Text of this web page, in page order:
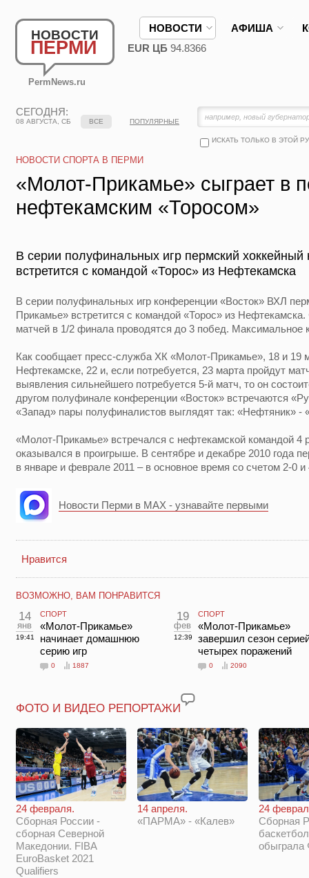
НОВОСТИ
ПЕРМИ
PermNews.ru
НОВОСТИ АФИША
EUR ЦБ 94.8366
СЕГОДНЯ:
08 АВГУСТА, СБ
ИСКАТЬ ТОЛЬКО В ЭТОЙ
ВСЕ ПОПУЛЯРНЫЕ
НОВОСТИ СПОРТА В ПЕРМИ
«Молот-Прикамье» сыграет в
нефтекамским «Торосом»
В серии полуфинальных игр пермский
встретится с командой «Торос» из Нефтекамска
В серии полуфинальных игр конференции «Восток» ВХЛ
Прикамье» встретится с командой «Торос» из
матчей в 1/2 финала проводятся до 3 побед. Максимальное
Как сообщает пресс-служба ХК «Молот-Прикамье», 18 и 19
Нефтекамске, 22 и, если потребуется, 23 марта пройдут
выявления сильнейшего потребуется 5-й матч, то он
другом полуфинале конференции «Восток» встречаются
«Запад» пары полуфиналистов выглядят так: «Нефтяник»
«Молот-Прикамье» встречался с нефтекамской командой 4
оказывался в проигрыше. В сентябре и декабре 2010 года
в январе и феврале 2011 – в основное время со счетом 2-0 и
Новости Перми в MAX - узнавайте первыми
Нравится
ВОЗМОЖНО, ВАМ ПОНРАВИТСЯ
14
янв
19:41
СПОРТ
«Молот-Прикамье»
начинает домашнюю
серию игр
0 1887
19
фев
12:39
СПОРТ
«Молот-Прикамье»
завершил сезон
четырех поражений
0 2090
ФОТО И ВИДЕО РЕПОРТАЖИ
24 февраля.
Сборная России -
сборная Северной
Македонии. FIBA
EuroBasket 2021
Qualifiers
14 апреля.
«ПАРМА» - «Калев»
24
Сборная
обыграла